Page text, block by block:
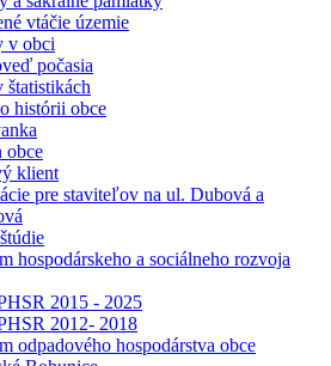
vtáčie územie
v obci
počasia
štatistikách
histórii obce
obce
klient
pre staviteľov na ul. Dubová a
hospodárskeho a sociálneho rozvoja
2015 - 2025
2012- 2018
odpadového hospodárstva obce